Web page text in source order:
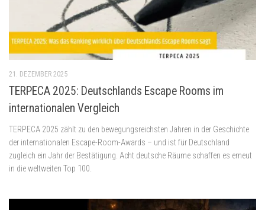
21. DEZEMBER 2025
TERPECA 2025: Deutschlands Escape Rooms im
internationalen Vergleich
TERPECA 2025 zählt zu den bewegungsreichsten Jahren in der Geschichte
der internationalen Escape-Room-Awards – und ist für Deutschland
zugleich ein Jahr der Bestätigung. Acht deutsche Räume schaffen es erneut
in die weltweiten Top 100.